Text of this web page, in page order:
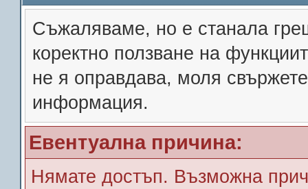
Съжалявамe, но е станала
коректно ползване на
не я оправдава, моля
информация.
Евентуална причина:
Нямате достъп. Възможна